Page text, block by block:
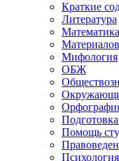
Краткие
Литература
Математика
Мифология
ОБЖ
Помощь
Психология